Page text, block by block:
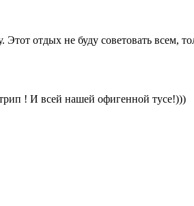
отдых не буду советовать всем,
! И всей нашей офигенной тусе!)))